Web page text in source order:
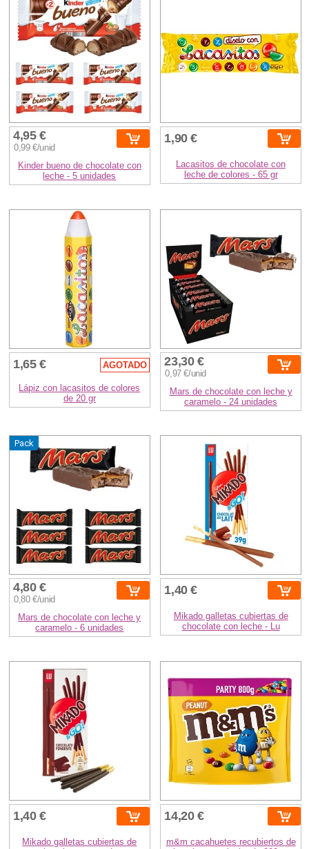
4,95 €
0,99 €/unid
Kinder bueno de chocolate con
leche - 5 unidades
1,90 €
Lacasitos de chocolate con
leche de colores - 65 gr
1,65 € AGOTADO
Lápiz con lacasitos de colores
de 20 gr
23,30 €
0,97 €/unid
Mars de chocolate con leche y
caramelo - 24 unidades
Pack
4,80 €
0,80 €/unid
Mars de chocolate con leche y
caramelo - 6 unidades
1,40 €
Mikado galletas cubiertas de
chocolate con leche - Lu
1,40 €
Mikado galletas cubiertas de
14,20 €
m&m cacahuetes recubiertos de